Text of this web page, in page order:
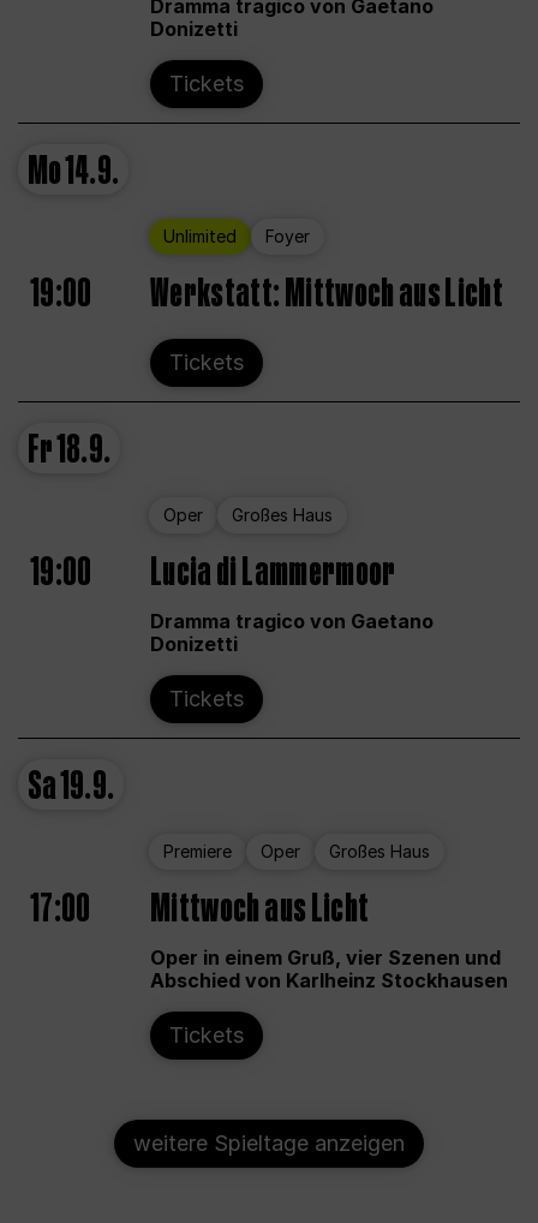
Dramma tragico von Gaetano
Donizetti
Tickets
Mo14.9.
Unlimited Foyer
19:00 Werkstatt: Mittwoch aus Licht
Tickets
Fr18.9.
Oper Großes Haus
19:00 Lucia di Lammermoor
Dramma tragico von Gaetano
Donizetti
Tickets
Sa19.9.
Premiere Oper Großes Haus
17:00 Mittwoch aus Licht
Oper in einem Gruß, vier Szenen und
Abschied von Karlheinz Stockhausen
Tickets
weitere Spieltage anzeigen